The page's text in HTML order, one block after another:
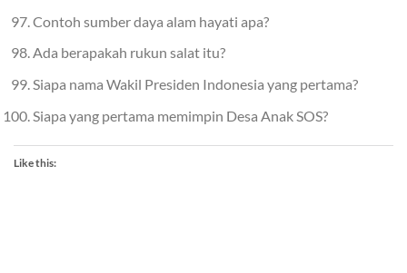
Contoh sumber daya alam hayati apa?
Ada berapakah rukun salat itu?
Siapa nama Wakil Presiden Indonesia yang pertama?
Siapa yang pertama memimpin Desa Anak SOS?
Like this: